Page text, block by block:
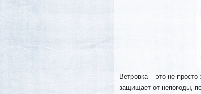
Ветровка – это не
защищает от непогоды,